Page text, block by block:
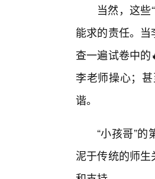
当然，这
能求的责任。
查一遍试卷中
李老师操心；
谐。
“小孩哥”
泥于传统的师